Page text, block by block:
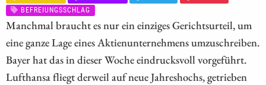
BEFREIUNGSSCHLAG
Manchmal braucht es nur ein einziges Gerichtsurteil, um
eine ganze Lage eines Aktienunternehmens umzuschreiben.
Bayer hat das in dieser Woche eindrucksvoll vorgeführt.
Lufthansa fliegt derweil auf neue Jahreshochs, getrieben